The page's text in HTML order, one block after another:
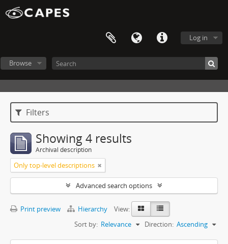
Log in
Browse
Filters
Showing 4 results
Archival description
Only top-level descriptions
Advanced search options
Print preview Hierarchy
View:
Sort by: Relevance Direction: Ascending